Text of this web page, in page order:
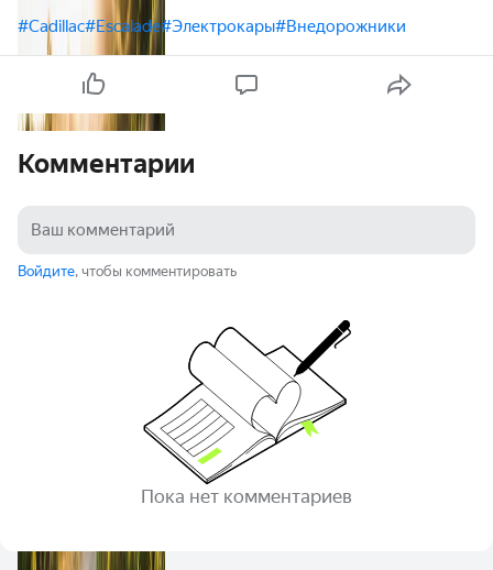
#Cadillac#Escalade#Электрокары#Внедорожники
Комментарии
Войдите, чтобы комментировать
Пока нет комментариев